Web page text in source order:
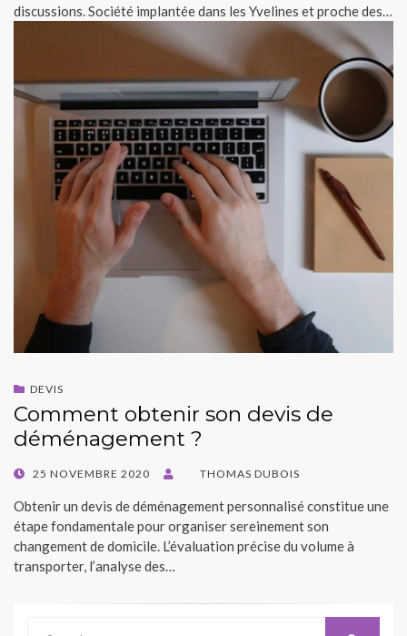
discussions. Société implantée dans les Yvelines et proche des…
DEVIS
Comment obtenir son devis de
déménagement ?
POSTED
25 NOVEMBRE 2020 THOMAS DUBOIS
Obtenir un devis de déménagement personnalisé constitue une
étape fondamentale pour organiser sereinement son
changement de domicile. L’évaluation précise du volume à
transporter, l’analyse des…